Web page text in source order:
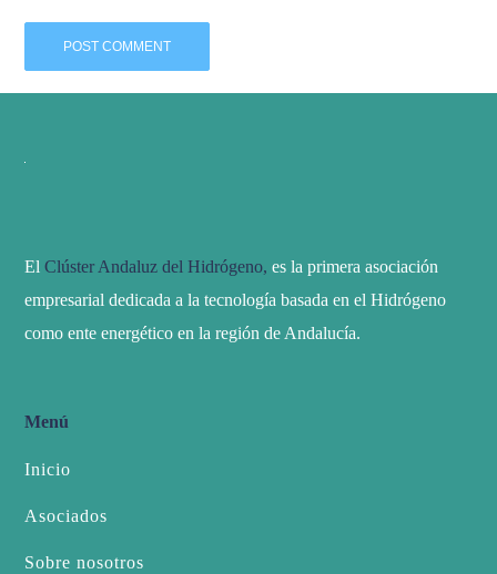
El Clúster Andaluz del Hidrógeno, es la primera asociación
empresarial dedicada a la tecnología basada en el Hidrógeno
como ente energético en la región de Andalucía.
Menú
Inicio
Asociados
Sobre nosotros